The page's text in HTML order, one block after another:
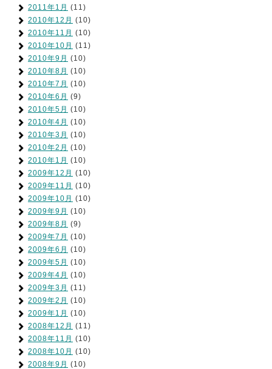
2011年1月 (11)
2010年12月 (10)
2010年11月 (10)
2010年10月 (11)
2010年9月 (10)
2010年8月 (10)
2010年7月 (10)
2010年6月 (9)
2010年5月 (10)
2010年4月 (10)
2010年3月 (10)
2010年2月 (10)
2010年1月 (10)
2009年12月 (10)
2009年11月 (10)
2009年10月 (10)
2009年9月 (10)
2009年8月 (9)
2009年7月 (10)
2009年6月 (10)
2009年5月 (10)
2009年4月 (10)
2009年3月 (11)
2009年2月 (10)
2009年1月 (10)
2008年12月 (11)
2008年11月 (10)
2008年10月 (10)
2008年9月 (10)